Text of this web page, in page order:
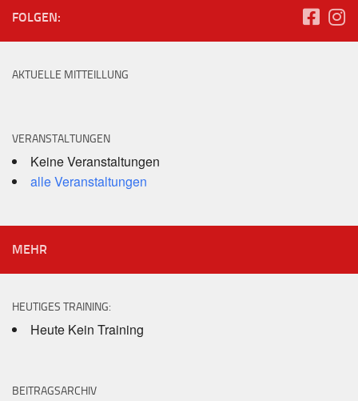
FOLGEN:
AKTUELLE MITTEILLUNG
VERANSTALTUNGEN
Keine Veranstaltungen
alle Veranstaltungen
MEHR
HEUTIGES TRAINING:
Heute Kein Training
BEITRAGSARCHIV